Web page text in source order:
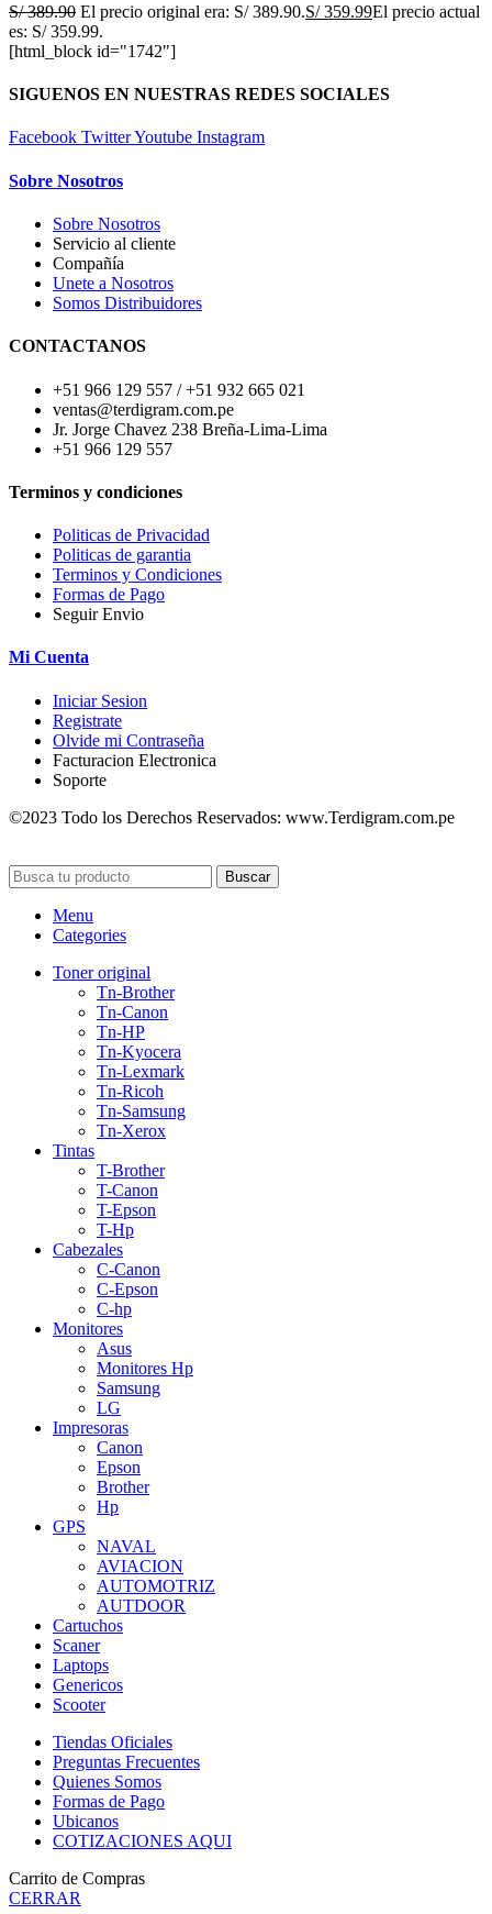
S/389.90 El precio original era: S/ 389.90.S/359.99El precio actual
es: S/ 359.99.
[html_block id="1742"]
SIGUENOS EN NUESTRAS REDES SOCIALES
Facebook TwitterYoutube Instagram
Sobre Nosotros
Sobre Nosotros
Servicio al cliente
Compañía
Unete a Nosotros
Somos Distribuidores
CONTACTANOS
+51 966 129 557 / +51 932 665 021
ventas@terdigram.com.pe
Jr. Jorge Chavez 238 Breña-Lima-Lima
+51 966 129 557
Terminos y condiciones
Politicas de Privacidad
Politicas de garantia
Terminos y Condiciones
Formas de Pago
Seguir Envio
Mi Cuenta
Iniciar Sesion
Registrate
Olvide mi Contraseña
Facturacion Electronica
Soporte
©2023 Todo los Derechos Reservados: www.Terdigram.com.pe
Buscar
Menu
Categories
Toner original
Tn-Brother
Tn-Canon
Tn-HP
Tn-Kyocera
Tn-Lexmark
Tn-Ricoh
Tn-Samsung
Tn-Xerox
Tintas
T-Brother
T-Canon
T-Epson
T-Hp
Cabezales
C-Canon
C-Epson
C-hp
Monitores
Asus
Monitores Hp
Samsung
LG
Impresoras
Canon
Epson
Brother
Hp
GPS
NAVAL
AVIACION
AUTOMOTRIZ
AUTDOOR
Cartuchos
Scaner
Laptops
Genericos
Scooter
Tiendas Oficiales
Preguntas Frecuentes
Quienes Somos
Formas de Pago
Ubicanos
COTIZACIONES AQUI
Carrito de Compras
CERRAR